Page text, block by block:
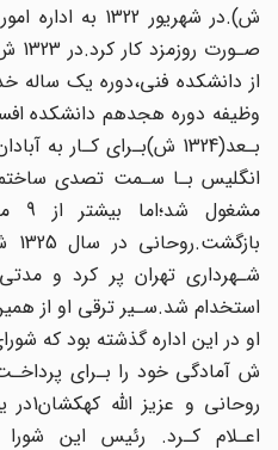
ش).در شهریور 1322
صـورت
از دانشکده فنی،دوره یک ساله
وظیفه دوره هجدهم دانشکده
بـعد(1324 ش)بـرای‌ کـار‌ به‌
انگلیس بـا سـمت تصدی
مشغول
شـهرداری تهران پر کرد و مدتی
استخدام شد.سـیر ترقی او از
ش آمادگی خود‌ را‌ بـرای
روحانی و
اعـلام کـرد. رئیس این شورا